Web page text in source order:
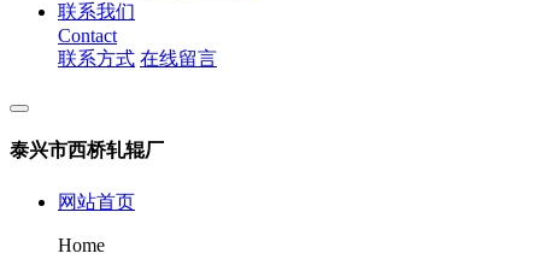
联系我们
Contact
联系方式 在线留言
泰兴市西桥轧辊厂
网站首页
Home